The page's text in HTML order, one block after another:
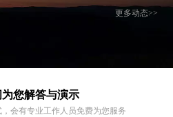
更多动态>>
您解答与演示
会有专业工作人员免费为您服务